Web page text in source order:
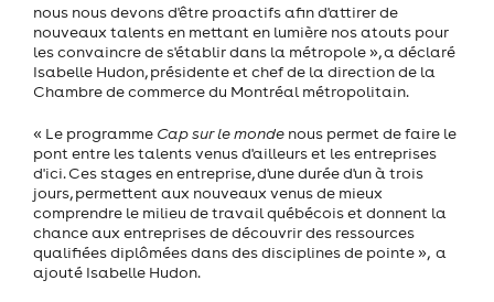
nous nous devons d'être proactifs afin d'attirer de
nouveaux talents en mettant en lumière nos atouts pour
les convaincre de s'établir dans la métropole », a déclaré
Isabelle Hudon, présidente et chef de la direction de la
Chambre de commerce du Montréal métropolitain.
« Le programme Cap sur le monde nous permet de faire le
pont entre les talents venus d'ailleurs et les entreprises
d'ici. Ces stages en entreprise, d'une durée d'un à trois
jours, permettent aux nouveaux venus de mieux
comprendre le milieu de travail québécois et donnent la
chance aux entreprises de découvrir des ressources
qualifiées diplômées dans des disciplines de pointe », a
ajouté Isabelle Hudon.